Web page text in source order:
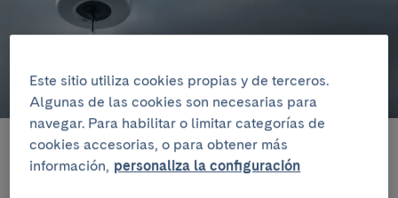
Escuchar artículo
Este sitio utiliza cookies propias y de terceros.
Algunas de las cookies son necesarias para
navegar. Para habilitar o limitar categorías de
cookies accesorias, o para obtener más
información, personaliza la configuración